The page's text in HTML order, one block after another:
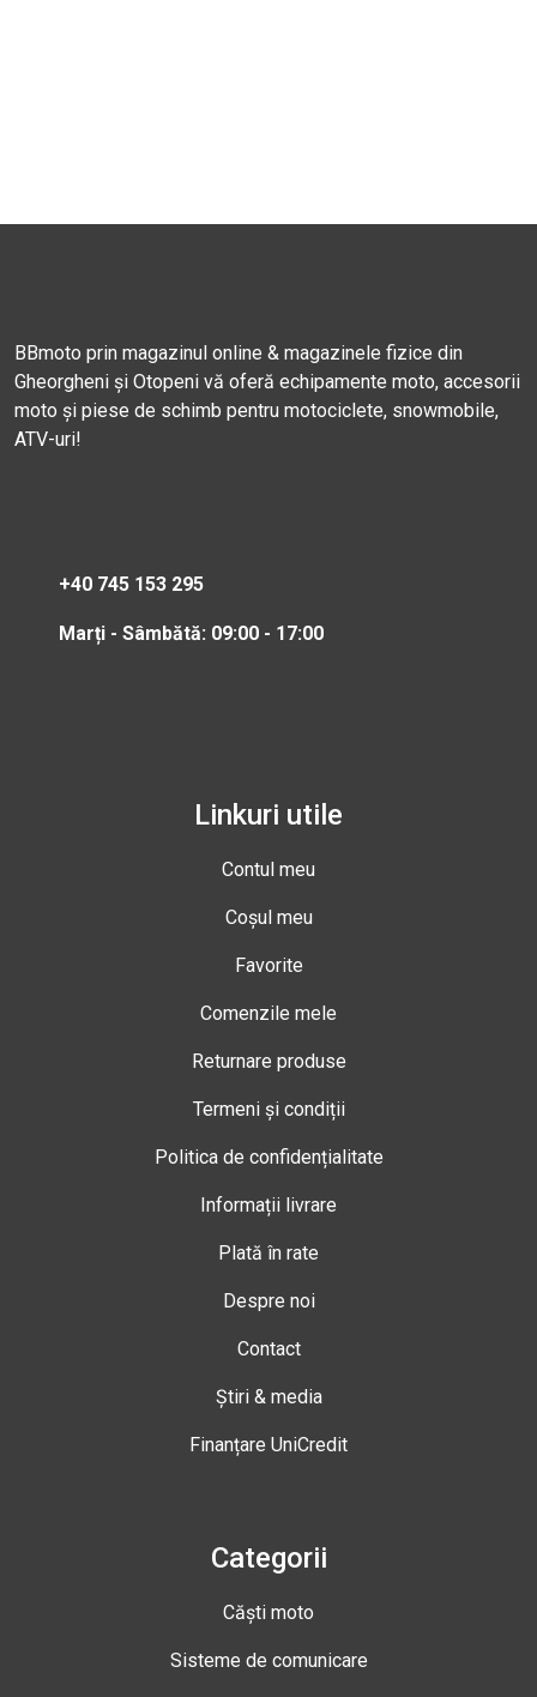
BBmoto prin magazinul online & magazinele fizice din
Gheorgheni și Otopeni vă oferă echipamente moto, accesorii
moto și piese de schimb pentru motociclete, snowmobile,
ATV-uri!
+40 745 153 295
Marți - Sâmbătă: 09:00 - 17:00
Linkuri utile
Contul meu
Coșul meu
Favorite
Comenzile mele
Returnare produse
Termeni și condiții
Politica de confidențialitate
Informații livrare
Plată în rate
Despre noi
Contact
Știri & media
Finanțare UniCredit
Categorii
Căști moto
Sisteme de comunicare